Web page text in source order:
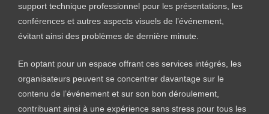
support technique professionnel pour les présentations, les
conférences et autres aspects visuels de l’événement,
évitant ainsi des problèmes de dernière minute.
En optant pour un espace offrant ces services intégrés, les
organisateurs peuvent se concentrer davantage sur le
contenu de l’événement et sur son bon déroulement,
contribuant ainsi à une expérience sans stress pour tous les